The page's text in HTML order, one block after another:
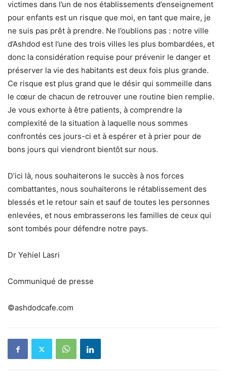
victimes dans l’un de nos établissements d’enseignement
pour enfants est un risque que moi, en tant que maire, je
ne suis pas prêt à prendre. Ne l’oublions pas : notre ville
d’Ashdod est l’une des trois villes les plus bombardées, et
donc la considération requise pour prévenir le danger et
préserver la vie des habitants est deux fois plus grande.
Ce risque est plus grand que le désir qui sommeille dans
le cœur de chacun de retrouver une routine bien remplie.
Je vous exhorte à être patients, à comprendre la
complexité de la situation à laquelle nous sommes
confrontés ces jours-ci et à espérer et à prier pour de
bons jours qui viendront bientôt sur nous.
D’ici là, nous souhaiterons le succès à nos forces
combattantes, nous souhaiterons le rétablissement des
blessés et le retour sain et sauf de toutes les personnes
enlevées, et nous embrasserons les familles de ceux qui
sont tombés pour défendre notre pays.
Dr Yehiel Lasri
Communiqué de presse
©ashdodcafe.com